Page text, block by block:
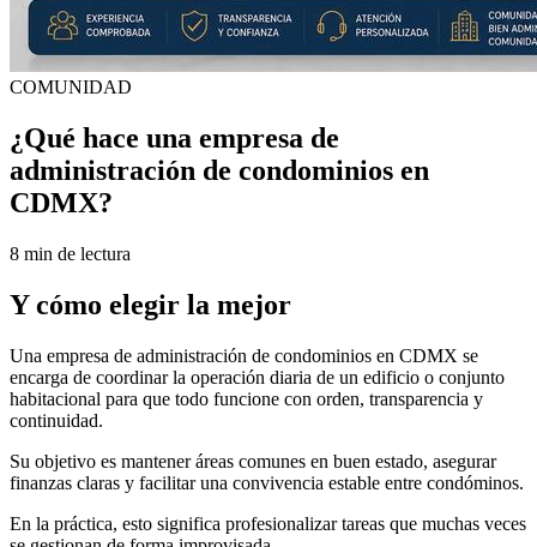
COMUNIDAD
¿Qué hace una empresa de
administración de condominios en
CDMX?
8 min de lectura
Y cómo elegir la mejor
Una empresa de administración de condominios en CDMX se
encarga de coordinar la operación diaria de un edificio o conjunto
habitacional para que todo funcione con orden, transparencia y
continuidad.
Su objetivo es mantener áreas comunes en buen estado, asegurar
finanzas claras y facilitar una convivencia estable entre condóminos.
En la práctica, esto significa profesionalizar tareas que muchas veces